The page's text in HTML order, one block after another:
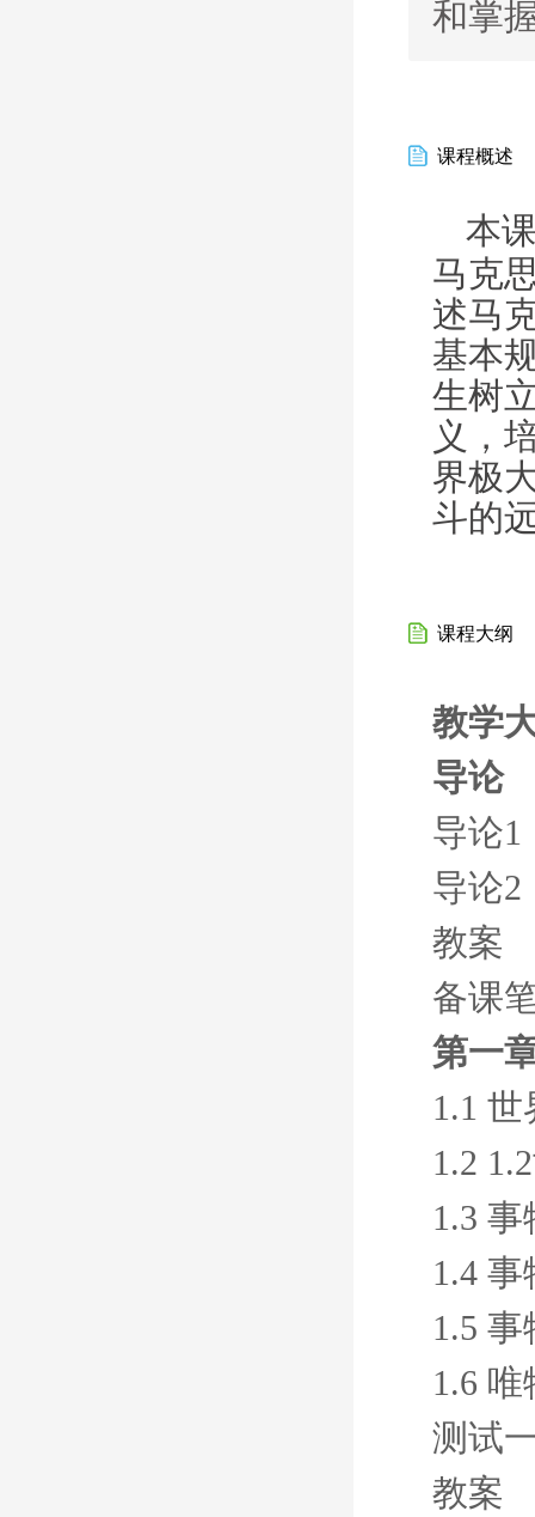
和掌
课程概述
本
马克
述马
基本
生树
义，
界极
斗的
课程大纲
教学
导论
导论1
导论2
教案
备课
第一
1.1
1.2
1.3
1.4
1.5
1.6
测试
教案